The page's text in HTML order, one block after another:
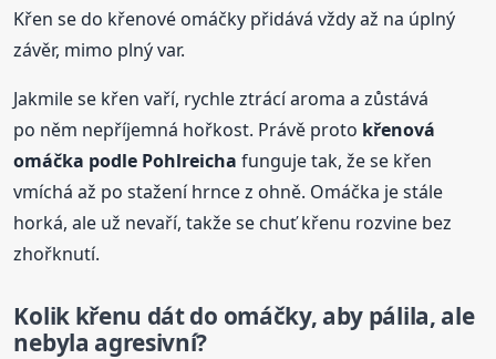
Křen se do křenové omáčky přidává vždy až na úplný
závěr, mimo plný var.
Jakmile se křen vaří, rychle ztrácí aroma a zůstává
po něm nepříjemná hořkost. Právě proto křenová
omáčka podle Pohlreicha funguje tak, že se křen
vmíchá až po stažení hrnce z ohně. Omáčka je stále
horká, ale už nevaří, takže se chuť křenu rozvine bez
zhořknutí.
Kolik křenu dát do omáčky, aby pálila, ale
nebyla agresivní?